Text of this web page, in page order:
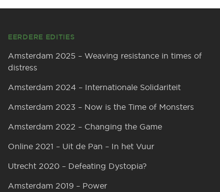
EERDERE EDITIES
Amsterdam 2025 – Weaving resistance in times of
distress
Amsterdam 2024 – Internationale Solidariteit
Amsterdam 2023 – Now is the Time of Monsters
Amsterdam 2022 – Changing the Game
Online 2021 – Uit de Pan – In het Vuur
Utrecht 2020 – Defeating Dystopia?
Amsterdam 2019 – Power